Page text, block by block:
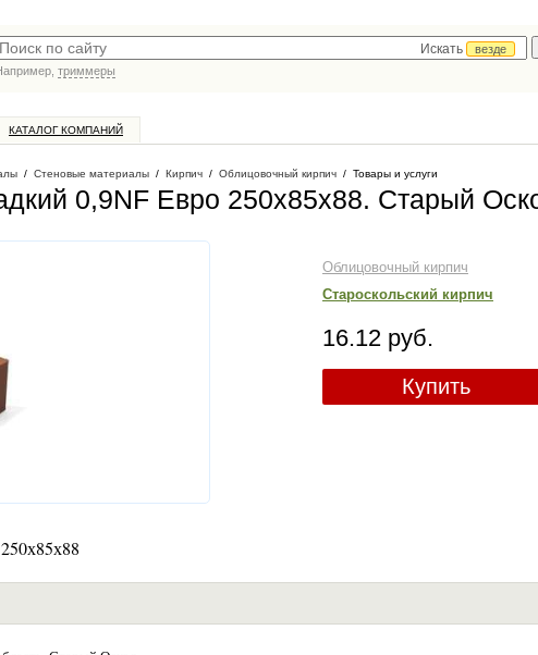
Искать
везде
триммеры
КАТАЛОГ КОМПАНИЙ
/ Стеновые материалы / Кирпич / Облицовочный кирпич / Товары и услуги
0,9NF Евро 250х85х88. Старый
Облицовочный кирпич
Староскольский кирпич
16.12 руб.
Купить